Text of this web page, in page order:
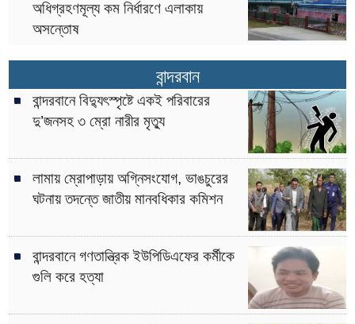
অধিগ্রহণমূল্য কম নির্ধারণে এলাকায়
অসন্তোষ
বান্দরবান
বান্দরবানে বিদ্যুৎস্পৃষ্টে একই পরিবারের
দু’জনসহ ৩ ম্রো নারীর মৃত্যু
লামায় ম্রোপাড়ায় অগ্নিসংযোগ, ভাঙচুরের
ঘটনায় তদন্তে জাতীয় মানবধিকার কমিশন
বান্দরবানে গণতান্ত্রিক ইউপিডিএফের কর্মীকে
গুলি করে হত্যা